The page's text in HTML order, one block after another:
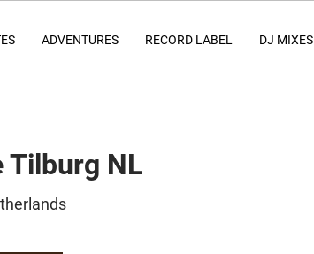
ADVENTURES RECORD LABEL DJ MIXES
Tilburg NL